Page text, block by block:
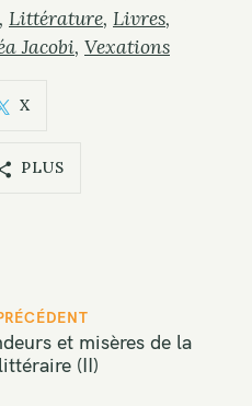
Littérature Livres
Jacobi Vexations
X
PLUS
et misères de la
(II)